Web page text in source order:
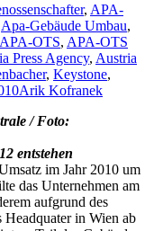
, APA-
Apa-Gebäude Umbau,
APA-OTS, APA-OTS
Press Agency, Austria
, Keystone,
Arik Kofranek
entstehen
im Jahr 2010 um
das Unternehmen am
aufgrund des
Headquater in Wien ab